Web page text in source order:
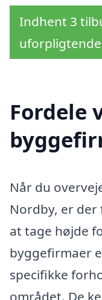
Indhent 3
uforpligtende
Fordele
Når du
Nordby, er
at tage højde
byggefirmaer
specifikke